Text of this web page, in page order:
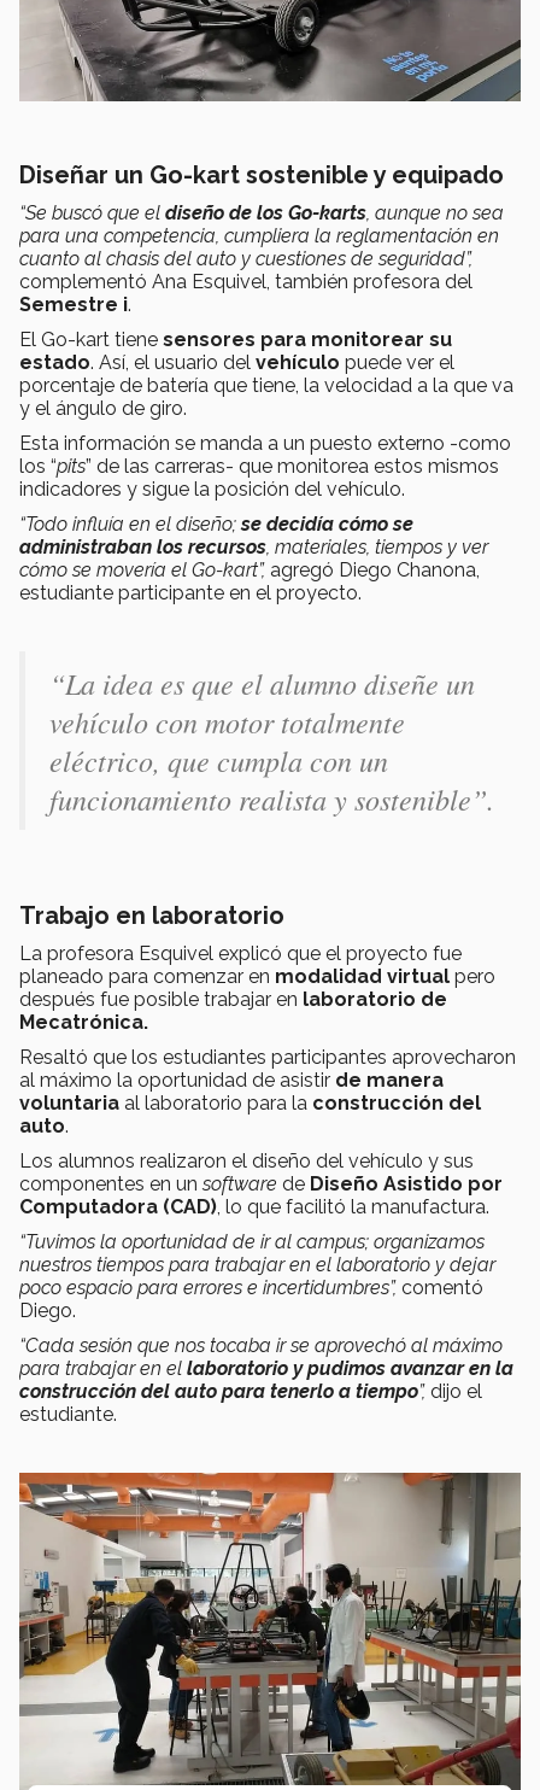
Diseñar un Go-kart sostenible y equipado
“Se buscó que el diseño de los Go-karts, aunque no sea
para una competencia, cumpliera la reglamentación en
cuanto al chasis del auto y cuestiones de seguridad”,
complementó Ana Esquivel, también profesora del
Semestre i.
El Go-kart tiene sensores para monitorear su
estado. Así, el usuario del vehículo puede ver el
porcentaje de batería que tiene, la velocidad a la que va
y el ángulo de giro.
Esta información se manda a un puesto externo -como
los “pits” de las carreras- que monitorea estos mismos
indicadores y sigue la posición del vehículo.
“Todo influía en el diseño;se decidía cómo se
administraban los recursos, materiales, tiempos y ver
cómo se movería el Go-kart”, agregó Diego Chanona,
estudiante participante en el proyecto.
“La idea es que el alumno diseñe un
vehículo con motor totalmente
eléctrico, que cumpla con un
funcionamiento realista y sostenible”.
Trabajo en laboratorio
La profesora Esquivel explicó que el proyecto fue
planeado para comenzar en modalidad virtual pero
después fue posible trabajar en laboratorio de
Mecatrónica.
Resaltó que los estudiantes participantes aprovecharon
al máximo la oportunidad de asistir de manera
voluntaria al laboratorio para la construcción del
auto.
Los alumnos realizaron el diseño del vehículo y sus
componentes en unsoftware de Diseño Asistido por
Computadora (CAD), lo que facilitó la manufactura.
“Tuvimos la oportunidad de ir al campus; organizamos
nuestros tiempos para trabajar en el laboratorio y dejar
poco espacio para errores e incertidumbres”, comentó
Diego.
“Cada sesión que nos tocaba ir se aprovechó al máximo
para trabajar en el laboratorio y pudimos avanzar en la
construcción del auto para tenerlo a tiempo”, dijo el
estudiante.